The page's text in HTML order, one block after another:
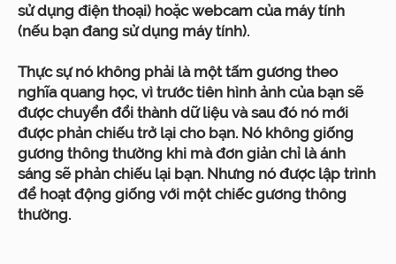
sử dụng điện thoại) hoặc webcam của máy tính
(nếu bạn đang sử dụng máy tính).
Thực sự nó không phải là một tấm gương theo
nghĩa quang học, vì trước tiên hình ảnh của bạn sẽ
được chuyển đổi thành dữ liệu và sau đó nó mới
được phản chiếu trở lại cho bạn. Nó không giống
gương thông thường khi mà đơn giản chỉ là ánh
sáng sẽ phản chiếu lại bạn. Nhưng nó được lập trình
để hoạt động giống với một chiếc gương thông
thường.